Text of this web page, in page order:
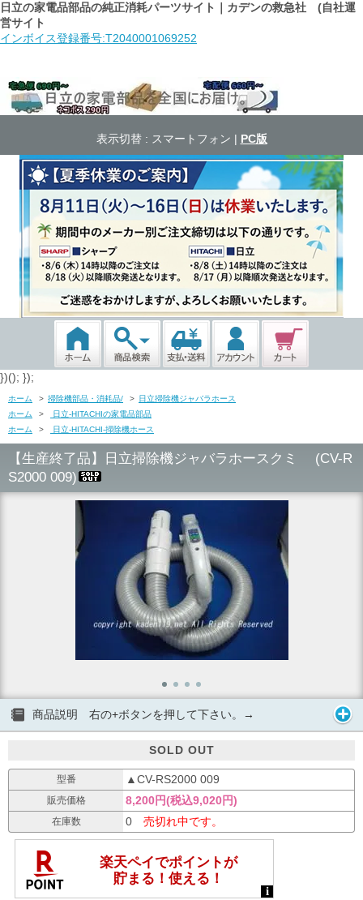
日立の家電品部品の純正消耗パーツサイト｜カデンの救急社 (自社運
営サイト
インボイス登録番号:T2040001069252
表示切替 : スマートフォン | PC版
})(); });
ホーム > 掃除機部品・消耗品/ > 日立掃除機ジャバラホース
ホーム
>
日立-HITACHIの家電品部品
ホーム
> 日立-HITACHI-掃除機ホース
【生産終了品】日立掃除機ジャバラホースクミ (CV-R
S2000 009)
商品説明 右の+ボタンを押して下さい。→
SOLD OUT
型番 ▲CV-RS2000 009
販売価格 8,200円(税込9,020円)
在庫数 0 売切れ中です。